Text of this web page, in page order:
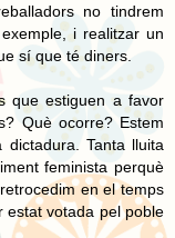
no tindrem
i realitzar un
sí que té diners.
que estiguen a favor
Què ocorre? Estem
Tanta lluita
feminista perquè
en el temps
estat votada pel poble